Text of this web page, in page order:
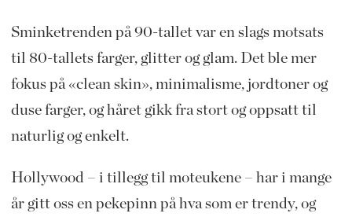
Sminketrenden på 90-tallet var en slags motsats
til 80-tallets farger, glitter og glam. Det ble mer
fokus på «clean skin», minimalisme, jordtoner og
duse farger, og håret gikk fra stort og oppsatt til
naturlig og enkelt.
Hollywood – i tillegg til moteukene – har i mange
år gitt oss en pekepinn på hva som er trendy, og